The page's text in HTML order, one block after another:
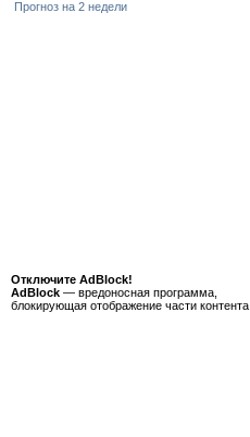
Прогноз на 2 недели
Отключите AdBlock!
AdBlock — вредоносная программа,
блокирующая отображение части контента.